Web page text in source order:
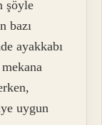
şöyle
bazı
ayakkabı
uygun